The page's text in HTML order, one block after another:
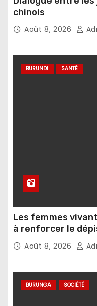
chinois
Août 8, 2026
BURUNDI SANTÉ
Les femmes
à renforcer le
sexuellement
Août 8, 2026
BURUNGA SOCIÉTÉ